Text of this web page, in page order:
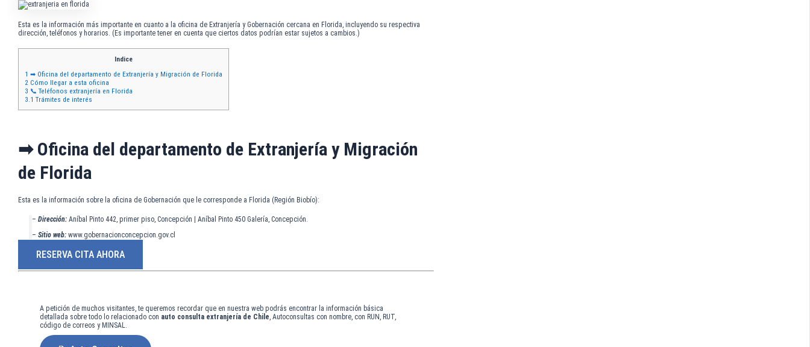
Esta es la información más importante en cuanto a la oficina de Extranjería y Gobernación cercana en Florida, incluyendo su respectiva
dirección, teléfonos y horarios. (Es importante tener en cuenta que ciertos datos podrían estar sujetos a cambios.)
Indice
1 ➡ Oficina del departamento de Extranjería y Migración de Florida
2 Cómo llegar a esta oficina
3 📞 Teléfonos extranjería en Florida
3.1 Trámites de interés
➡ Oficina del departamento de Extranjería y Migración
de Florida
Esta es la información sobre la oficina de Gobernación que le corresponde a Florida (Región Biobío):
– Dirección: Aníbal Pinto 442, primer piso, Concepción | Aníbal Pinto 450 Galería, Concepción.
– Sitio web: www.gobernacionconcepcion.gov.cl
RESERVA CITA AHORA
A petición de muchos visitantes, te queremos recordar que en nuestra web podrás encontrar la información básica
detallada sobre todo lo relacionado con auto consulta extranjería de Chile, Autoconsultas con nombre, con RUN, RUT,
código de correos y MINSAL.